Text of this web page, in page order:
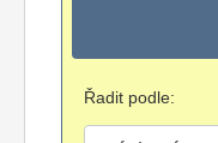
Řadit podle: